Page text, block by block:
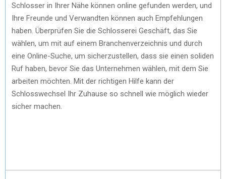
Schlosser in Ihrer Nähe können online gefunden werden, und
Ihre Freunde und Verwandten können auch Empfehlungen
haben. Überprüfen Sie die Schlosserei Geschäft, das Sie
wählen, um mit auf einem Branchenverzeichnis und durch
eine Online-Suche, um sicherzustellen, dass sie einen soliden
Ruf haben, bevor Sie das Unternehmen wählen, mit dem Sie
arbeiten möchten. Mit der richtigen Hilfe kann der
Schlosswechsel Ihr Zuhause so schnell wie möglich wieder
sicher machen.